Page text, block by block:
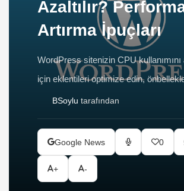
Azaltılır?
Artırma İpuçları
WordPress sitenizin CPU
için eklentileri optimize edin,
kullanın, resimleri küçültün ve
temizleyin. Daha hızlı ve stabil site
burada.
BSoylu tarafından
Google News 0
+ -